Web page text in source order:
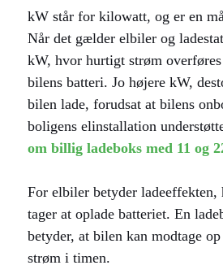
kW står for kilowatt, og er en
Når det gælder elbiler og
kW, hvor hurtigt strøm
bilens batteri. Jo højere kW,
bilen lade, forudsat at bilens
boligens elinstallation
om billig ladeboks med 11 og
For elbiler betyder
tager at oplade batteriet. En
betyder, at bilen kan modtage
strøm i timen.